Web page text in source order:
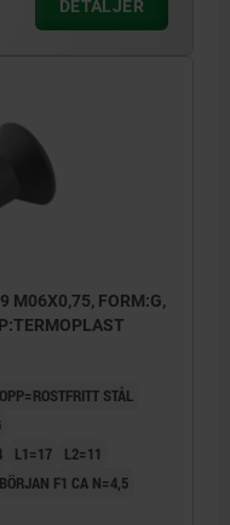
DETALJER
M06X0,75, FORM:G,
STÅL
L1=17
L2=11
F1 CA N=4,5